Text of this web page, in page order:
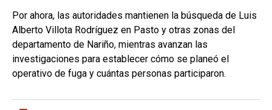
Por ahora, las autoridades mantienen la búsqueda de Luis
Alberto Villota Rodríguez en Pasto y otras zonas del
departamento de Nariño, mientras avanzan las
investigaciones para establecer cómo se planeó el
operativo de fuga y cuántas personas participaron.